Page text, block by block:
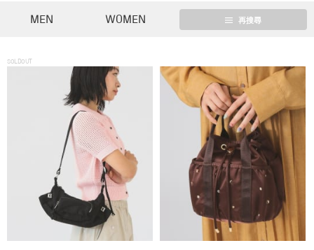
MEN WOMEN 再搜尋
SOLDOUT